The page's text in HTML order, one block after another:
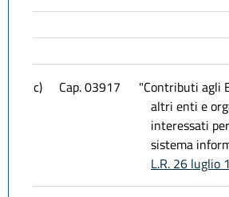
c) Cap. 03917
"Contributi agli
altri enti e
interessati
sistema
L.R. 26 luglio